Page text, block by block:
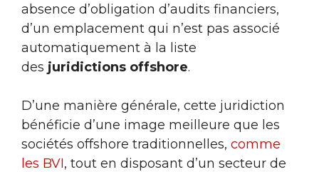
absence d’obligation d’audits financiers,
d’un emplacement qui n’est pas associé
automatiquement à la liste
des juridictions offshore.
D’une manière générale, cette juridiction
bénéficie d’une image meilleure que les
sociétés offshore traditionnelles, comme
les BVI, tout en disposant d’un secteur de